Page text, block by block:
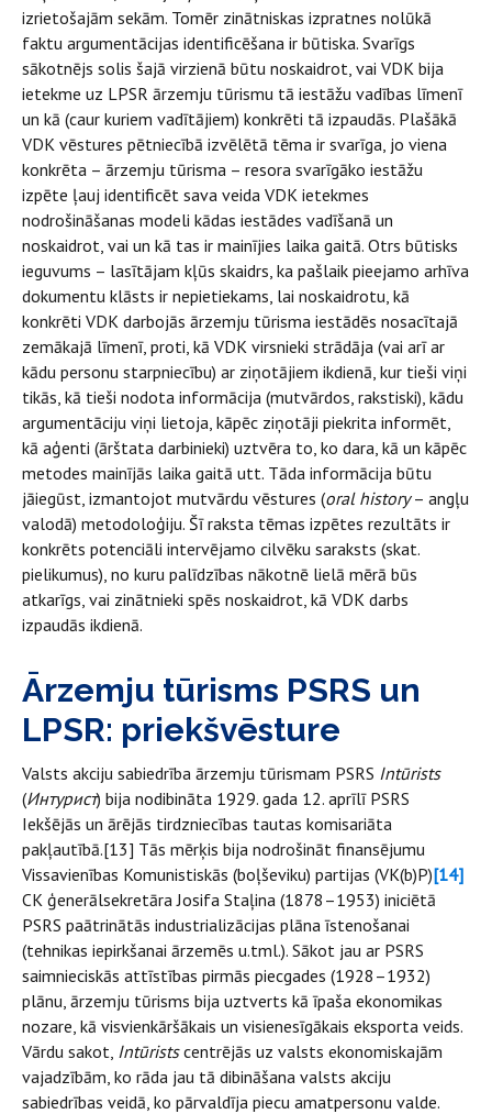
izrietošajām sekām. Tomēr zinātniskas izpratnes nolūkā
faktu argumentācijas identificēšana ir būtiska. Svarīgs
sākotnējs solis šajā virzienā būtu noskaidrot, vai VDK bija
ietekme uz LPSR ārzemju tūrismu tā iestāžu vadības līmenī
un kā (caur kuriem vadītājiem) konkrēti tā izpaudās. Plašākā
VDK vēstures pētniecībā izvēlētā tēma ir svarīga, jo viena
konkrēta – ārzemju tūrisma – resora svarīgāko iestāžu
izpēte ļauj identificēt sava veida VDK ietekmes
nodrošināšanas modeli kādas iestādes vadīšanā un
noskaidrot, vai un kā tas ir mainījies laika gaitā. Otrs būtisks
ieguvums – lasītājam kļūs skaidrs, ka pašlaik pieejamo arhīva
dokumentu klāsts ir nepietiekams, lai noskaidrotu, kā
konkrēti VDK darbojās ārzemju tūrisma iestādēs nosacītajā
zemākajā līmenī, proti, kā VDK virsnieki strādāja (vai arī ar
kādu personu starpniecību) ar ziņotājiem ikdienā, kur tieši viņi
tikās, kā tieši nodota informācija (mutvārdos, rakstiski), kādu
argumentāciju viņi lietoja, kāpēc ziņotāji piekrita informēt,
kā aģenti (ārštata darbinieki) uztvēra to, ko dara, kā un kāpēc
metodes mainījās laika gaitā utt. Tāda informācija būtu
jāiegūst, izmantojot mutvārdu vēstures (oral history– angļu
valodā) metodoloģiju. Šī raksta tēmas izpētes rezultāts ir
konkrēts potenciāli intervējamo cilvēku saraksts (skat.
pielikumus), no kuru palīdzības nākotnē lielā mērā būs
atkarīgs, vai zinātnieki spēs noskaidrot, kā VDK darbs
izpaudās ikdienā.
Ārzemju tūrisms PSRS un
LPSR: priekšvēsture
Valsts akciju sabiedrība ārzemju tūrismam PSRS Intūrists
(Интурист) bija nodibināta 1929. gada 12. aprīlī PSRS
Iekšējās un ārējās tirdzniecības tautas komisariāta
pakļautībā.[13] Tās mērķis bija nodrošināt finansējumu
Vissavienības Komunistiskās (boļševiku) partijas (VK(b)P)[14]
CK ģenerālsekretāra Josifa Staļina (1878–1953) iniciētā
PSRS paātrinātās industrializācijas plāna īstenošanai
(tehnikas iepirkšanai ārzemēs u.tml.). Sākot jau ar PSRS
saimnieciskās attīstības pirmās piecgades (1928–1932)
plānu, ārzemju tūrisms bija uztverts kā īpaša ekonomikas
nozare, kā visvienkāršākais un visienesīgākais eksporta veids.
Vārdu sakot, Intūristscentrējās uz valsts ekonomiskajām
vajadzībām, ko rāda jau tā dibināšana valsts akciju
sabiedrības veidā, ko pārvaldīja piecu amatpersonu valde.